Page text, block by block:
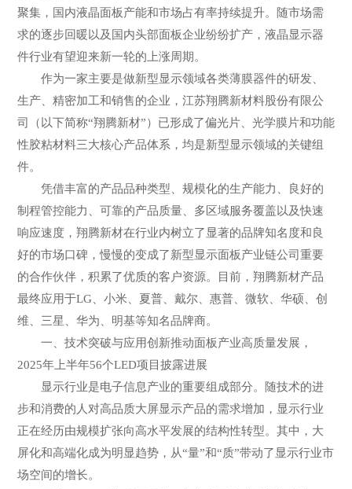
聚集，国内液晶面板产能和市场占有率持续提升。随市场需
求的逐步回暖以及国内头部面板企业纷纷扩产，液晶显示器
件行业有望迎来新一轮的上涨周期。
作为一家主要是做新型显示领域各类薄膜器件的研发、
生产、精密加工和销售的企业，江苏翔腾新材料股份有限公
司（以下简称“翔腾新材”）已形成了偏光片、光学膜片和功能
性胶粘材料三大核心产品体系，均是新型显示领域的关键组
件。
凭借丰富的产品品种类型、规模化的生产能力、良好的
制程管控能力、可靠的产品质量、多区域服务覆盖以及快速
响应速度，翔腾新材在行业内树立了显著的品牌知名度和良
好的市场口碑，慢慢的变成了新型显示面板产业链公司重要
的合作伙伴，积累了优质的客户资源。目前，翔腾新材产品
最终应用于LG、小米、夏普、戴尔、惠普、微软、华硕、创
维、三星、华为、明基等知名品牌商。
一、技术突破与应用创新推动面板产业高质量发展，
2025年上半年56个LED项目披露进展
显示行业是电子信息产业的重要组成部分。随技术的进
步和消费的人对高品质大屏显示产品的需求增加，显示行业
正在经历由规模扩张向高水平发展的结构性转型。其中，大
屏化和高端化成为明显趋势，从“量”和“质”带动了显示行业市
场空间的增长。